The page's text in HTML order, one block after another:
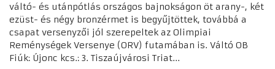
váltó- és utánpótlás országos bajnokságon öt arany-, két
ezüst- és négy bronzérmet is begyűjtöttek, továbbá a
csapat versenyzői jól szerepeltek az Olimpiai
Reménységek Versenye (ORV) futamában is. Váltó OB
Fiúk: Újonc kcs.: 3. Tiszaújvárosi Triat...